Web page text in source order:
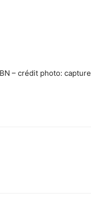
– crédit photo: capture